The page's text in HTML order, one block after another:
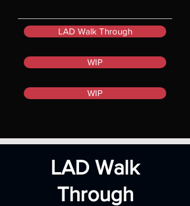
LAD Walk Through
WIP
WIP
LAD Walk
Through